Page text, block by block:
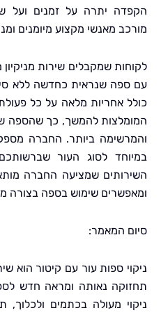
יתרה על זמנים ועל שביעות
מאנשי מקצוע מיומנים ומנוסים
שמקבלים שירות מניקיון מהיר
שנראית כחדשה ללא סימני
אחריות מלאה על כל פעולת ניקוי
להמשך, כך שהספה שלכם
ביותר. החברה מספקת גם
לסוג העור שברשותכם ודרכי
שמציעה החברה מותאמים
שימוש בספה בצורה מהירה
המאמר:
ספות עור עם קיטור הוא שירות
נאותה ומראה חדש לספות
מעולה בכתמים ולכלוך, תוך כדי